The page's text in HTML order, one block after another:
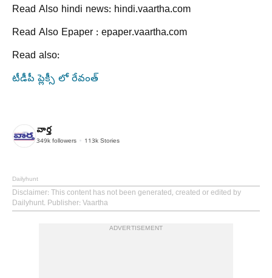
Read Also hindi news: hindi.vaartha.com
Read Also Epaper : epaper.vaartha.com
Read also:
టీడీపీ ప్లెక్సీ లో రేవంత్
వార్త
349k followers 113k Stories
Dailyhunt
Disclaimer: This content has not been generated, created or edited by
Dailyhunt. Publisher: Vaartha
ADVERTISEMENT